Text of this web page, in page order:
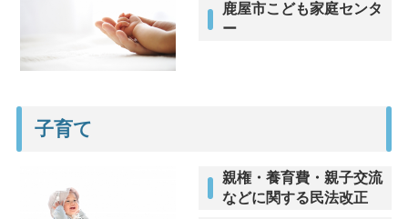
鹿屋市こども家庭センタ
ー
子育て
親権・養育費・親子交流
などに関する民法改正